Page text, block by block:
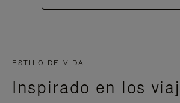
ESTILO DE VIDA
Inspirado en los